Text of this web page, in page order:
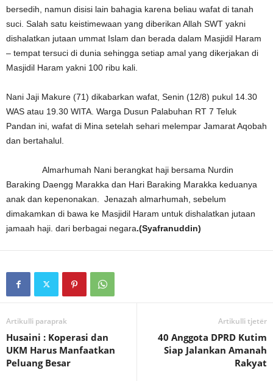
bersedih, namun disisi lain bahagia karena beliau wafat di tanah
suci. Salah satu keistimewaan yang diberikan Allah SWT yakni
dishalatkan jutaan ummat Islam dan berada dalam Masjidil Haram
– tempat tersuci di dunia sehingga setiap amal yang dikerjakan di
Masjidil Haram yakni 100 ribu kali.
Nani Jaji Makure (71) dikabarkan wafat, Senin (12/8) pukul 14.30
WAS atau 19.30 WITA. Warga Dusun Palabuhan RT 7 Teluk
Pandan ini, wafat di Mina setelah sehari melempar Jamarat Aqobah
dan bertahalul.
Almarhumah Nani berangkat haji bersama Nurdin
Baraking Daengg Marakka dan Hari Baraking Marakka keduanya
anak dan kepenonakan. Jenazah almarhumah, sebelum
dimakamkan di bawa ke Masjidil Haram untuk dishalatkan jutaan
jamaah haji. dari berbagai negara.(Syafranuddin)
Artikulli paraprak
Husaini : Koperasi dan
UKM Harus Manfaatkan
Peluang Besar
Artikulli tjetër
40 Anggota DPRD Kutim
Siap Jalankan Amanah
Rakyat